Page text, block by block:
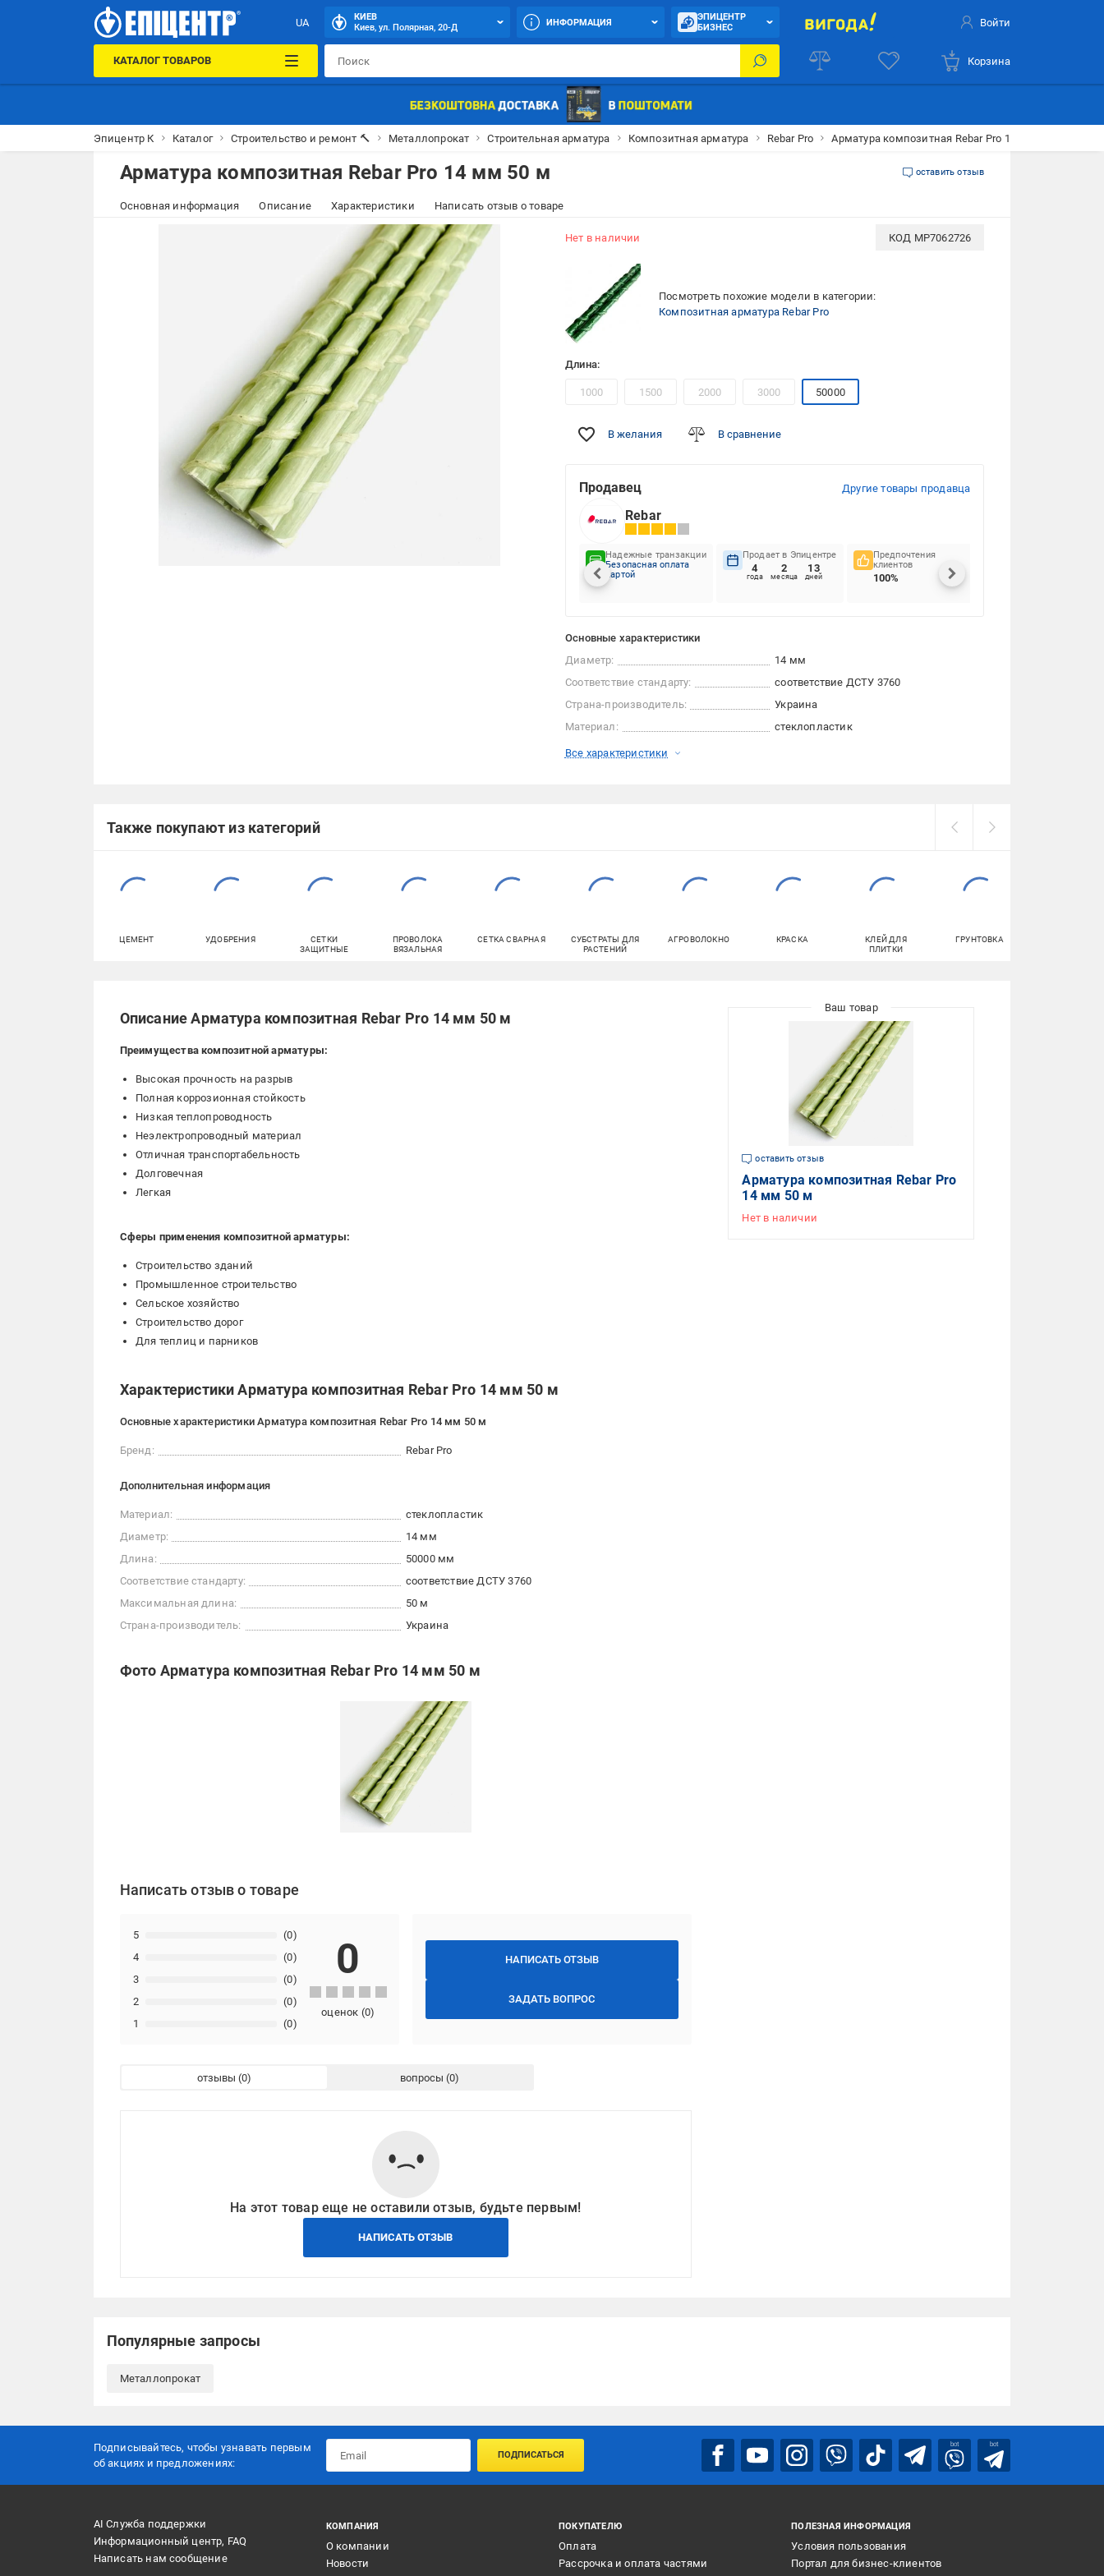
UA
КИЕВ
Киев, ул. Полярная, 20-Д
ИНФОРМАЦИЯ
ЭПИЦЕНТР
БИЗНЕС
Войти
КАТАЛОГ ТОВАРОВ Корзина
Эпицентр К Каталог Строительство и ремонт 🔨 Металлопрокат Строительная арматура Композитная арматура Rebar Pro Арматура композитная Rebar Pro 14 мм 50 м
Арматура композитная Rebar Pro 14 мм 50 м оставить отзыв
Основная информация Описание Характеристики Написать отзыв о товаре
Нет в наличии КОД MP7062726
Посмотреть похожие модели в категории:
Композитная арматура Rebar Pro
Длина:
1000 1500 2000 3000 50000
В желания В сравнение
Продавец Другие товары продавца
Rebar
Надежные транзакции
Безопасная оплата
картой
Продает в Эпицентре
4
года
2
месяца
13
дней
Предпочтения
клиентов
100%
Основные характеристики
Диаметр:
14 мм
Соответствие стандарту:
соответствие ДСТУ 3760
Страна-производитель:
Украина
Материал:
стеклопластик
Все характеристики
Также покупают из категорий
ЦЕМЕНТ УДОБРЕНИЯ
СЕТКИ
ЗАЩИТНЫЕ
ПРОВОЛОКА
ВЯЗАЛЬНАЯ
СЕТКА СВАРНАЯ
СУБСТРАТЫ ДЛЯ
РАСТЕНИЙ
АГРОВОЛОКНО КРАСКА
КЛЕЙ ДЛЯ
ПЛИТКИ
ГРУНТОВКА
Описание Арматура композитная Rebar Pro 14 мм 50 м
Преимущества композитной арматуры:
Высокая прочность на разрыв
Полная коррозионная стойкость
Низкая теплопроводность
Неэлектропроводный материал
Отличная транспортабельность
Долговечная
Легкая
Сферы применения композитной арматуры:
Строительство зданий
Промышленное строительство
Сельское хозяйство
Строительство дорог
Для теплиц и парников
Характеристики Арматура композитная Rebar Pro 14 мм 50 м
Основные характеристики Арматура композитная Rebar Pro 14 мм 50 м
Бренд: Rebar Pro
Дополнительная информация
Материал:
стеклопластик
Диаметр:
14 мм
Длина:
50000 мм
Соответствие стандарту:
соответствие ДСТУ 3760
Максимальная длина:
50 м
Страна-производитель:
Украина
Фото Арматура композитная Rebar Pro 14 мм 50 м
Написать отзыв о товаре
НАПИСАТЬ ОТЗЫВ
ЗАДАТЬ ВОПРОС
1 (0)
2 (0)
3 (0)
4 (0)
5 (0)
0
оценок (0)
отзывы вопросы
На этот товар еще не оставили отзыв, будьте первым!
НАПИСАТЬ ОТЗЫВ
оставить отзыв
Арматура композитная Rebar Pro
14 мм 50 м
Нет в наличии
Популярные запросы
Металлопрокат
Подписывайтесь, чтобы узнавать первым
об акцияx и предложениях:
ПОДПИСАТЬСЯ
bot bot
AI Служба поддержки
Информационный центр, FAQ
Написать нам сообщение
КОМПАНИЯ
О компании
Новости
ПОКУПАТЕЛЮ
Оплата
Рассрочка и оплата частями
ПОЛЕЗНАЯ ИНФОРМАЦИЯ
Условия пользования
Портал для бизнес-клиентов